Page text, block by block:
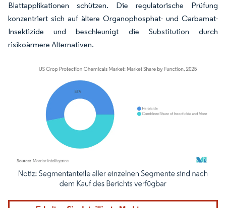
Blattapplikationen schützen. Die regulatorische Prüfung
konzentriert sich auf ältere Organophosphat- und Carbamat-
Insektizide und beschleunigt die Substitution durch
risikoärmere Alternativen.
Bild © Mordor Intelligence. Wiederverwendung erfordert Namensnennung